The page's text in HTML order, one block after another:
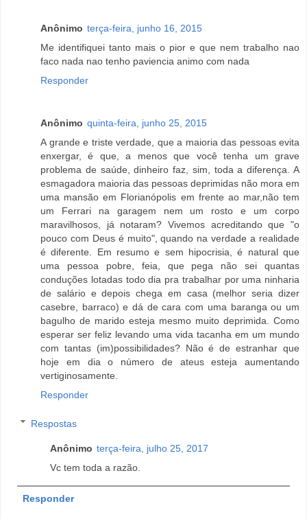
Anônimo terça-feira, junho 16, 2015
Me identifiquei tanto mais o pior e que nem trabalho nao
faco nada nao tenho paviencia animo com nada
Responder
Anônimo quinta-feira, junho 25, 2015
A grande e triste verdade, que a maioria das pessoas evita
enxergar, é que, a menos que você tenha um grave
problema de saúde, dinheiro faz, sim, toda a diferença. A
esmagadora maioria das pessoas deprimidas não mora em
uma mansão em Florianópolis em frente ao mar,não tem
um Ferrari na garagem nem um rosto e um corpo
maravilhosos, já notaram? Vivemos acreditando que "o
pouco com Deus é muito", quando na verdade a realidade
é diferente. Em resumo e sem hipocrisia, é natural que
uma pessoa pobre, feia, que pega não sei quantas
conduções lotadas todo dia pra trabalhar por uma ninharia
de salário e depois chega em casa (melhor seria dizer
casebre, barraco) e dá de cara com uma baranga ou um
bagulho de marido esteja mesmo muito deprimida. Como
esperar ser feliz levando uma vida tacanha em um mundo
com tantas (im)possibilidades? Não é de estranhar que
hoje em dia o número de ateus esteja aumentando
vertiginosamente.
Responder
Respostas
Anônimo terça-feira, julho 25, 2017
Vc tem toda a razão.
Responder